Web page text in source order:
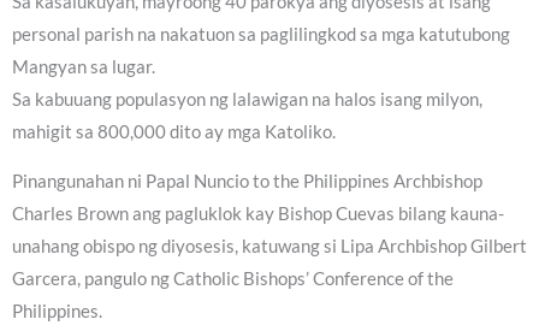
personal parish na nakatuon sa paglilingkod sa mga katutubong
Mangyan sa lugar.
Sa kabuuang populasyon ng lalawigan na halos isang milyon,
mahigit sa 800,000 dito ay mga Katoliko.
Pinangunahan ni Papal Nuncio to the Philippines Archbishop
Charles Brown ang pagluklok kay Bishop Cuevas bilang kauna-
unahang obispo ng diyosesis, katuwang si Lipa Archbishop Gilbert
Garcera, pangulo ng Catholic Bishops’ Conference of the
Philippines.